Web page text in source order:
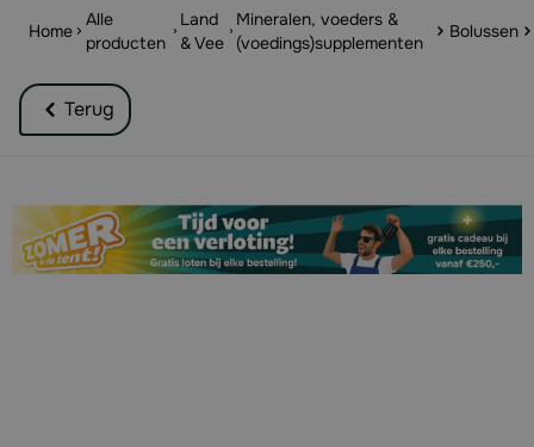
Home
Alle
producten
Land
& Vee
Mineralen, voeders &
(voedings)supplementen
Bolussen
Terug